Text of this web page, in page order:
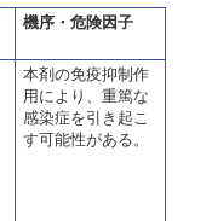
機序・危険因子
本剤の免疫抑制作
用により、重篤な
感染症を引き起こ
す可能性がある。